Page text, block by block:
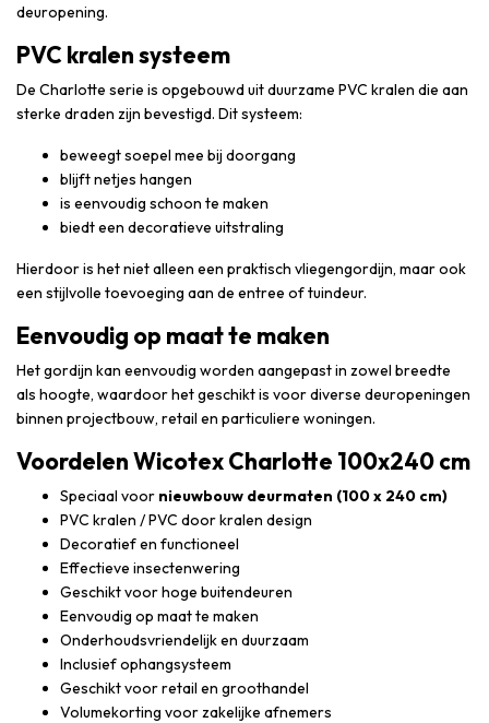
deuropening.
PVC kralen systeem
De Charlotte serie is opgebouwd uit duurzame PVC kralen die aan
sterke draden zijn bevestigd. Dit systeem:
beweegt soepel mee bij doorgang
blijft netjes hangen
is eenvoudig schoon te maken
biedt een decoratieve uitstraling
Hierdoor is het niet alleen een praktisch vliegengordijn, maar ook
een stijlvolle toevoeging aan de entree of tuindeur.
Eenvoudig op maat te maken
Het gordijn kan eenvoudig worden aangepast in zowel breedte
als hoogte, waardoor het geschikt is voor diverse deuropeningen
binnen projectbouw, retail en particuliere woningen.
Voordelen Wicotex Charlotte 100x240 cm
Speciaal voor nieuwbouw deurmaten (100 x 240 cm)
PVC kralen / PVC door kralen design
Decoratief en functioneel
Effectieve insectenwering
Geschikt voor hoge buitendeuren
Eenvoudig op maat te maken
Onderhoudsvriendelijk en duurzaam
Inclusief ophangsysteem
Geschikt voor retail en groothandel
Volumekorting voor zakelijke afnemers